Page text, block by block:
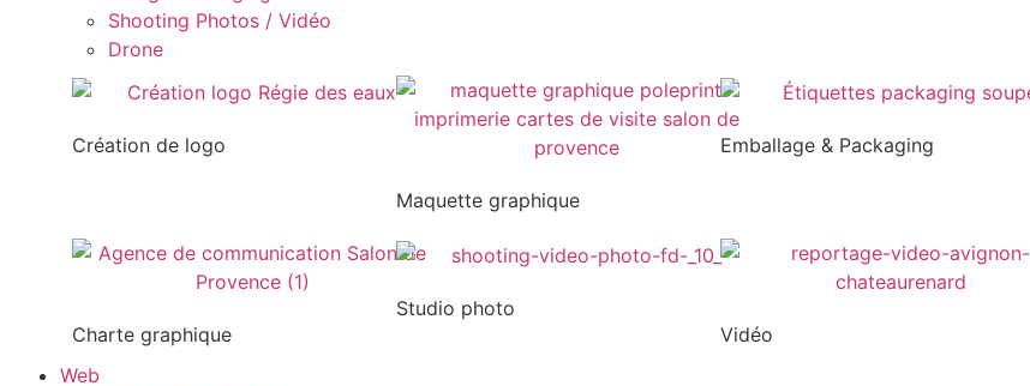
Shooting Photos / Vidéo
Drone
Création de logo
Maquette graphique
Emballage & Packaging
Charte graphique
Studio photo
Vidéo
Web